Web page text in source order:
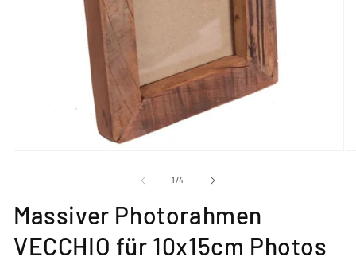
1/von
4
Massiver Photorahmen
VECCHIO für 10x15cm Photos